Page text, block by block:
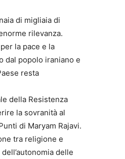
di migliaia di
rilevanza.
la pace e la
dal popolo iraniano e
resta
della Resistenza
la sovranità al
di Maryam Rajavi.
tra religione e
delle